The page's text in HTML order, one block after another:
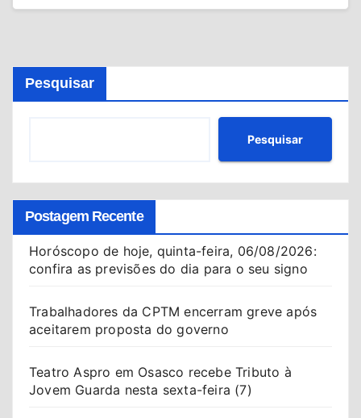
Pesquisar
Pesquisar
Postagem Recente
Horóscopo de hoje, quinta-feira, 06/08/2026:
confira as previsões do dia para o seu signo
Trabalhadores da CPTM encerram greve após
aceitarem proposta do governo
Teatro Aspro em Osasco recebe Tributo à
Jovem Guarda nesta sexta-feira (7)